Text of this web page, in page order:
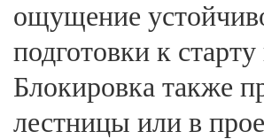
ощущение
подготовки к
Блокировка также
лестницы или в